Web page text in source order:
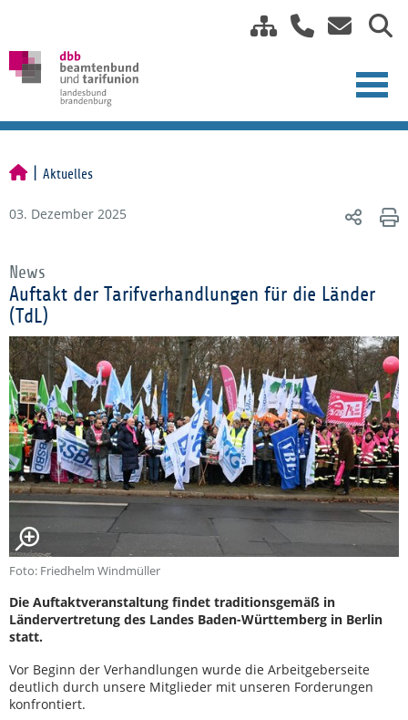
Aktuelles
03. Dezember 2025
News
Auftakt der Tarifverhandlungen für die Länder
(TdL)
Foto: Friedhelm Windmüller
Die Auftaktveranstaltung findet traditionsgemäß in
Ländervertretung des Landes Baden-Württemberg in Berlin
statt.
Vor Beginn der Verhandlungen wurde die Arbeitgeberseite
deutlich durch unsere Mitglieder mit unseren Forderungen
konfrontiert.